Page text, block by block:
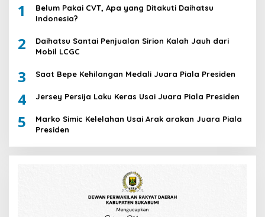
1
Belum Pakai CVT, Apa yang Ditakuti Daihatsu
Indonesia?
2
Daihatsu Santai Penjualan Sirion Kalah Jauh dari
Mobil LCGC
3 Saat Bepe Kehilangan Medali Juara Piala Presiden
4 Jersey Persija Laku Keras Usai Juara Piala Presiden
5
Marko Simic Kelelahan Usai Arak arakan Juara Piala
Presiden